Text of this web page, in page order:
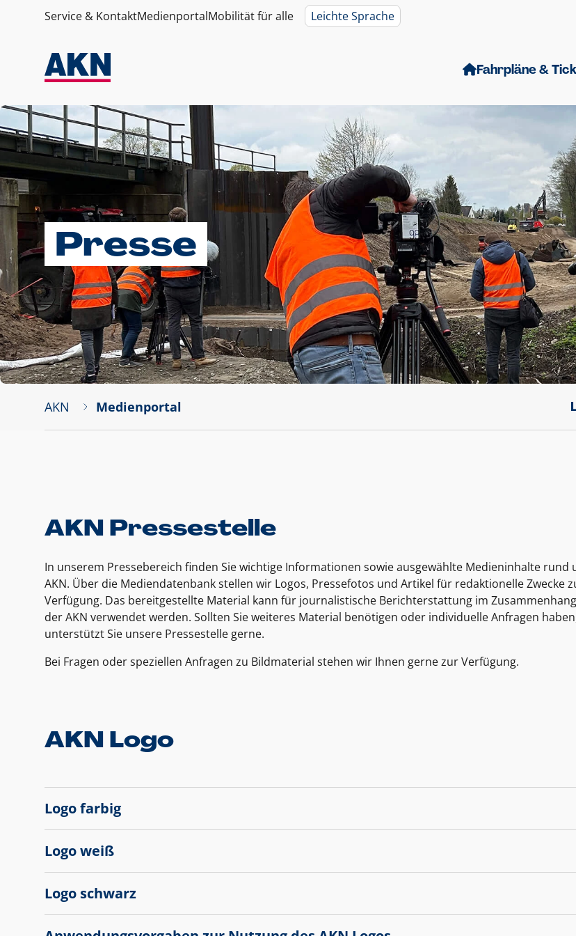
Service & KontaktMedienportalMobilität für alle Leichte Sprache
Fahrpläne &
Presse
AKN Medienportal
AKN Pressestelle
In unserem Pressebereich finden Sie wichtige Informationen sowie ausgewählte Medieninhalte rund
AKN. Über die Mediendatenbank stellen wir Logos, Pressefotos und Artikel für redaktionelle Zwecke
Verfügung. Das bereitgestellte Material kann für journalistische Berichterstattung im
der AKN verwendet werden. Sollten Sie weiteres Material benötigen oder individuelle Anfragen
unterstützt Sie unsere Pressestelle gerne.
Bei Fragen oder speziellen Anfragen zu Bildmaterial stehen wir Ihnen gerne zur Verfügung.
AKN Logo
Logo farbig
Logo weiß
Logo schwarz